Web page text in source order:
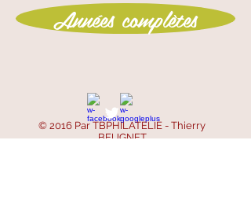
Années complètes
© 2016 Par TBPHILATELIE - Thierry
BEUGNET